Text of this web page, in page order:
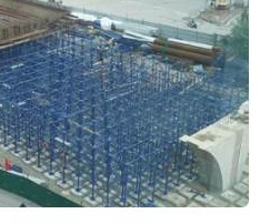
đại nhất trong phẫu thuật
liên quan đến ung thư
K đưa vào triển khai hiệu